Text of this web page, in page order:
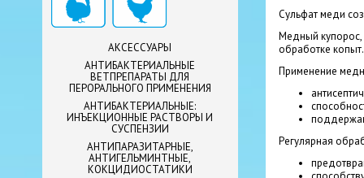
АКСЕССУАРЫ
АНТИБАКТЕРИАЛЬНЫЕ
ВЕТПРЕПАРАТЫ ДЛЯ
ПЕРОРАЛЬНОГО ПРИМЕНЕНИЯ
АНТИБАКТЕРИАЛЬНЫЕ:
ИНЪЕКЦИОННЫЕ РАСТВОРЫ И
СУСПЕНЗИИ
АНТИПАРАЗИТАРНЫЕ,
АНТИГЕЛЬМИНТНЫЕ,
КОКЦИДИОСТАТИКИ
Сульфат меди
Медный купорос,
обработке
Применение
Регулярная